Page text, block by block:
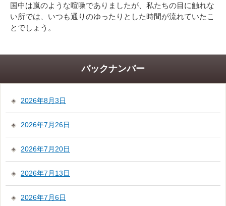
国中は嵐のような喧噪でありましたが、私たちの目に触れな
い所では、いつも通りのゆったりとした時間が流れていたこ
とでしょう。
バックナンバー
2026年8月3日
2026年7月26日
2026年7月20日
2026年7月13日
2026年7月6日